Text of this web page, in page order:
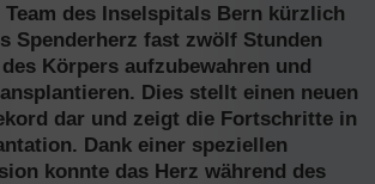
Team des Inselspitals Bern kürzlich
Spenderherz fast zwölf Stunden
Körpers aufzubewahren und
Dies stellt einen neuen
dar und zeigt die Fortschritte in
Dank einer speziellen
konnte das Herz während des